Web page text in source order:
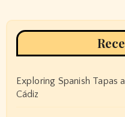
Exploring Spanish Tapas
Cádiz